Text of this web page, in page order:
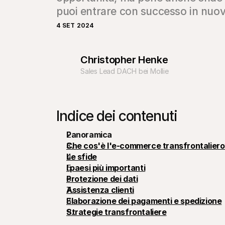
puoi entrare con successo in
4 SET 2024
Christopher Henke
Sales Lead DACH bei Mollie
Indice dei contenuti
Panoramica
Che cos'è l'e-commerce
Le sfide
I paesi più importanti
Protezione dei dati
Assistenza clienti
Elaborazione dei pagamenti e spedizione
Strategie transfrontaliere